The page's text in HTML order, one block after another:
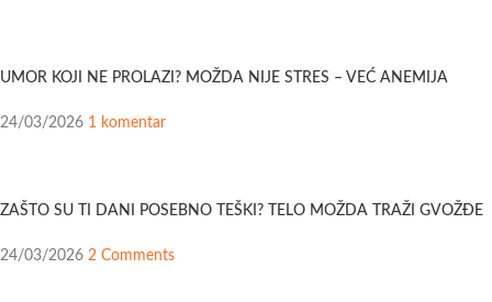
UMOR KOJI NE PROLAZI? MOŽDA NIJE STRES – VEĆ ANEMIJA
24/03/2026 1 komentar
ZAŠTO SU TI DANI POSEBNO TEŠKI? TELO MOŽDA TRAŽI GVOŽĐE
24/03/2026 2 Comments